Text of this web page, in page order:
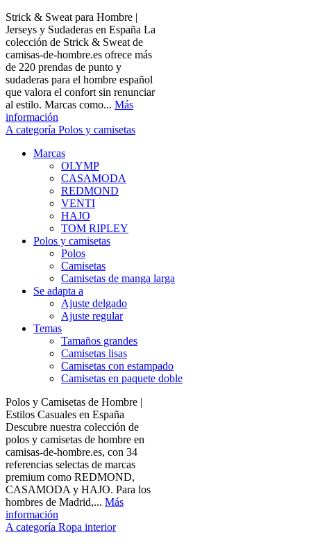
Strick & Sweat para Hombre |
Jerseys y Sudaderas en España La
colección de Strick & Sweat de
camisas-de-hombre.es ofrece más
de 220 prendas de punto y
sudaderas para el hombre español
que valora el confort sin renunciar
al estilo. Marcas como... Más
información
A categoría Polos y camisetas
Marcas
OLYMP
CASAMODA
REDMOND
VENTI
HAJO
TOM RIPLEY
Polos y camisetas
Polos
Camisetas
Camisetas de manga larga
Se adapta a
Ajuste delgado
Ajuste regular
Temas
Tamaños grandes
Camisetas lisas
Camisetas con estampado
Camisetas en paquete doble
Polos y Camisetas de Hombre |
Estilos Casuales en España
Descubre nuestra colección de
polos y camisetas de hombre en
camisas-de-hombre.es, con 34
referencias selectas de marcas
premium como REDMOND,
CASAMODA y HAJO. Para los
hombres de Madrid,... Más
información
A categoría Ropa interior